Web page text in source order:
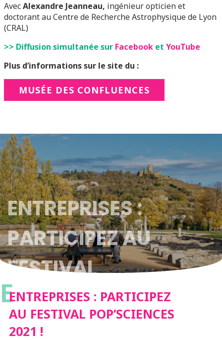
AvecAlexandre Jeanneau, ingénieur opticien et
doctorant au Centre de Recherche Astrophysique de Lyon
(CRAL)
>> Diffusion simultanée sur Facebook et YouTube
Plus d’informations sur le site du :
MUSÉE DES CONFLUENCES
ENTREPRISES :
PARTICIPEZ AU
FESTIVAL
POP’SCIENCES 2021 !
EENTREPRISES : PARTICIPEZ
AU FESTIVAL POP’SCIENCES
2021 !